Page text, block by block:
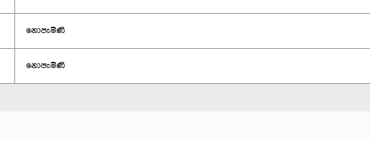
නොපැමිණි
නොපැමිණි